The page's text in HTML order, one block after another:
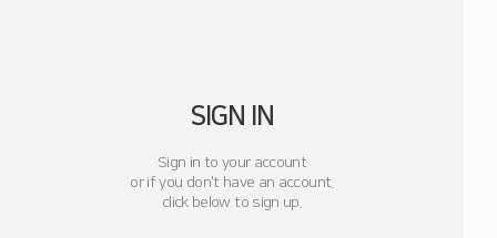
SIGN IN
Sign in to your account
or if you don't have an account.
click below to sign up.